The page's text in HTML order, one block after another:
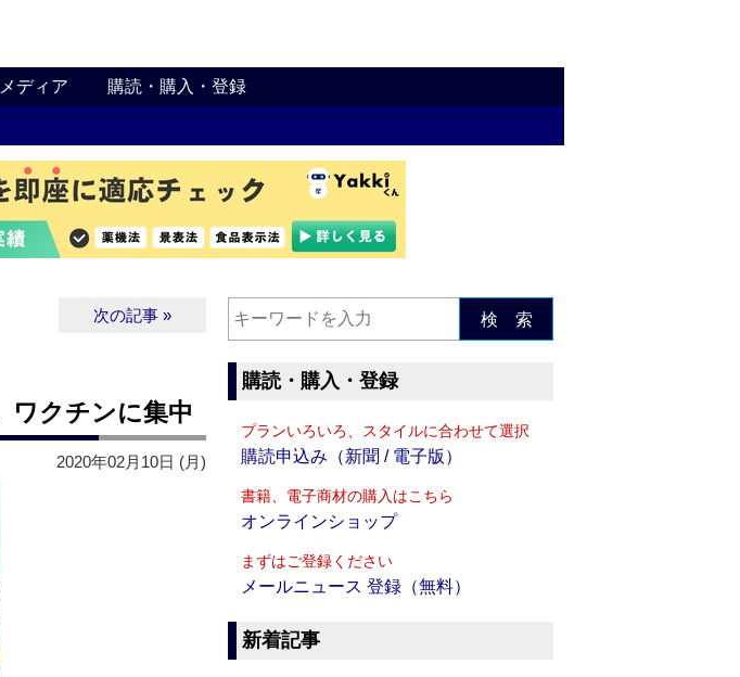
ディア 購読・購入・登録
次の記事 »
ワクチンに集中
2020年02月10日 (月)
検 索
購読・購入・登録
プランいろいろ、スタイルに合わせて選択
購読申込み（新聞 / 電子版）
書籍、電子商材の購入はこちら
オンラインショップ
まずはご登録ください
メールニュース 登録（無料）
新着記事